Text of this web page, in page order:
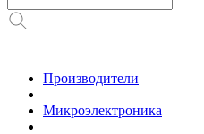
Производители
Микроэлектроника